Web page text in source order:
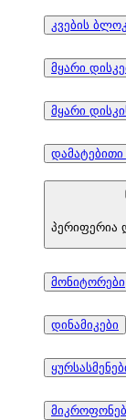
კვების
მყარი
მყარი
პერიფერია
მონიტორები
დინამიკები